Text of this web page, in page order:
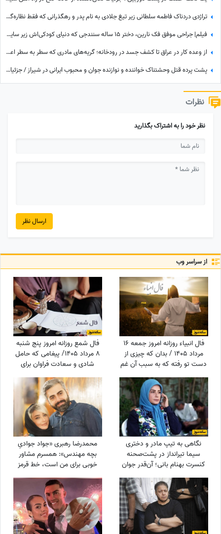
تراژدی دردناک فاطمه سلطانی زیر تیغ جلادی به نام پدر و رهگذرانی که فقط نظاره‌گر هستند! / قلب یک ملت شکست + ویدئو
فیلم| جراحی موفق فک نارین، دختر 15 ساله سنندجی که دنیای کودکی‌اش زیر سایه لگدهای پدر زخمی شد
از وعده کار در عراق تا کشف جسد در رودخانه؛ گریه‌های مادری که سطر به سطر اعترافات قاتل پسرش را خواند + فیلم
پشت پرده قتل وحشتناک خواننده و نوازنده جوان و محبوب ایرانی در شیراز / جزئیات ماجرا + فیلم
نظرات
نظر خود را به اشتراک بگذارید
ارسال نظر
از سراسر وب
فال انبیاء روزانه امروز جمعه 16
مرداد 1405 / بدان که چیزی از
دست تو رفته که به سبب آن غم
و اندوه می‌خوری، اما ...
فال شمع روزانه امروز پنج شنبه
8 مرداد 1405/ پیغامی که حامل
شادی و سعادت فراوان برای
شماست ، به شما خواهد رسید
نگاهی به تیپ مادر و دختری
سیما تیرانداز در پشت‌صحنه
کنسرت بهنام بانی؛ آن‌قدر جوان
که همه گفتند خواهرش است! +
عکس
محمدرضا رهبری «جواد جوادیِ
بچه مهندس»: همسرم مشاور
خوبی برای من است، خط قرمز
من خانوادمه/عروسی خواهرم
دائم استرس داشتم که مبادا
فیلم یا عکسی از من گرفته شود
و بعدا برای من دردسر ایجاد کند!